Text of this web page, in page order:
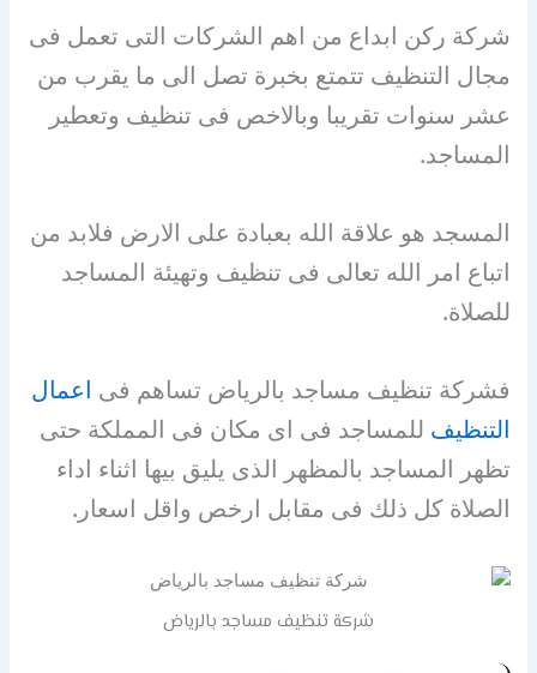
شركة ركن ابداع من اهم الشركات التى تعمل فى
مجال التنظيف تتمتع بخبرة تصل الى ما يقرب من
عشر سنوات تقريبا وبالاخص فى تنظيف وتعطير
المساجد.
المسجد هو علاقة الله بعبادة على الارض فلابد من
اتباع امر الله تعالى فى تنظيف وتهيئة المساجد
للصلاة.
فشركة تنظيف مساجد بالرياض تساهم فى اعمال
التنظيف للمساجد فى اى مكان فى المملكة حتى
تظهر المساجد بالمظهر الذى يليق بيها اثناء اداء
الصلاة كل ذلك فى مقابل ارخص واقل اسعار.
شركة تنظيف مساجد بالرياض